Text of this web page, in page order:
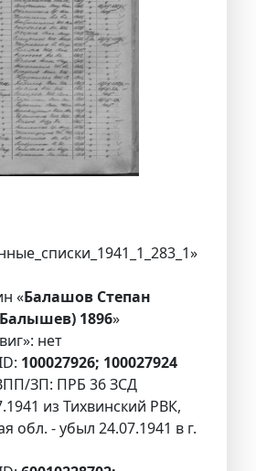
«Балашов Степан
1896»
нет
100027926; 100027924
ЗП: ПРБ 36 ЗСД
из Тихвинский РВК,
обл. - убыл 24.07.1941 в г.